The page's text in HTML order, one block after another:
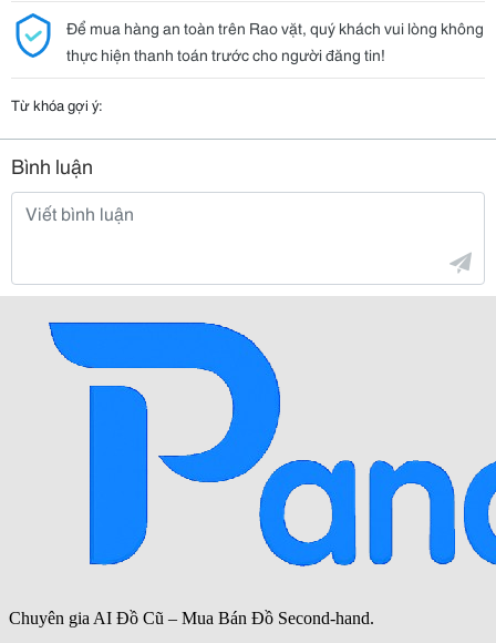
Để mua hàng an toàn trên Rao vặt, quý khách vui lòng không
thực hiện thanh toán trước cho người đăng tin!
Từ khóa gợi ý:
Bình luận